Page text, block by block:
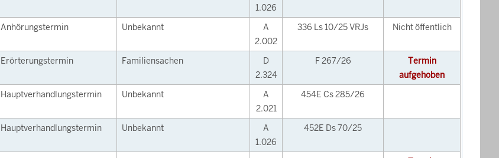
1.026
Anhörungstermin Unbekannt
A
2.002
336 Ls 10/25 VRJs Nicht öffentlich
Erörterungstermin Familiensachen
D
2.324
F 267/26
Termin
aufgehoben
Hauptverhandlungstermin Unbekannt
A
2.021
454E Cs 285/26
Hauptverhandlungstermin Unbekannt
A
1.026
452E Ds 70/25